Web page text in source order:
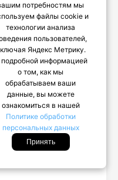
ее стать
привнесет
жизнь.
образ
весь день
потребностям мы
файлы cookie и
технологии анализа
пользователей,
Яндекс Метрику.
информацией
о том, как мы
обрабатываем ваши
данные, вы можете
ознакомиться в нашей
Политике обработки
персональных данных
Принять